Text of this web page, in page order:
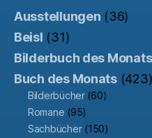
Ausstellungen (36)
Beisl (31)
Bilderbuch des Monats
Buch des Monats(423)
Bilderbücher(60)
Romane (95)
Sachbücher(150)